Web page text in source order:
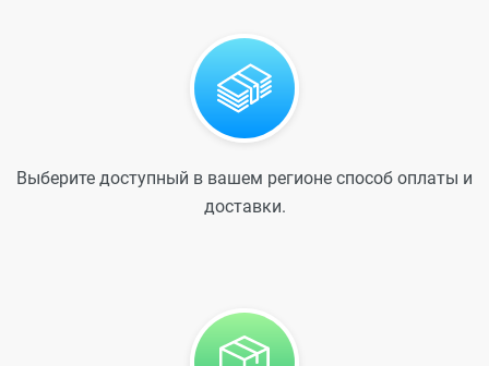
Выберите доступный в вашем регионе способ оплаты и
доставки.